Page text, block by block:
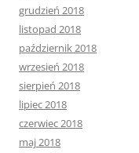
grudzień 2018
listopad 2018
październik 2018
wrzesień 2018
sierpień 2018
lipiec 2018
czerwiec 2018
maj 2018